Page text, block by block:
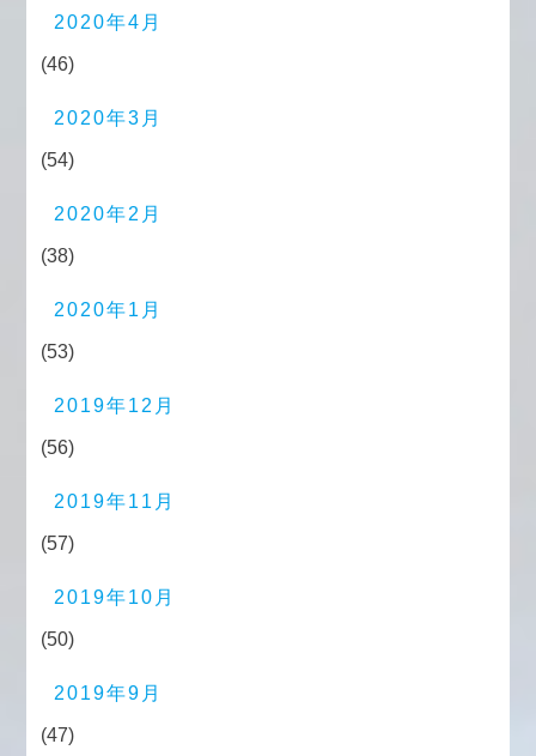
2020年4月
(46)
2020年3月
(54)
2020年2月
(38)
2020年1月
(53)
2019年12月
(56)
2019年11月
(57)
2019年10月
(50)
2019年9月
(47)